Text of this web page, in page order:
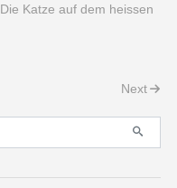
Die Katze auf dem heissen
Next